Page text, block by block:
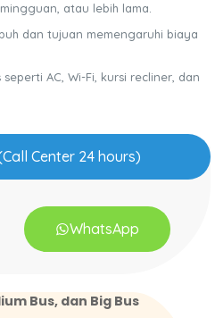
atau lebih lama.
dan tujuan memengaruhi biaya
AC, Wi-Fi, kursi recliner, dan
Center 24 hours)
WhatsApp
Bus, dan Big Bus